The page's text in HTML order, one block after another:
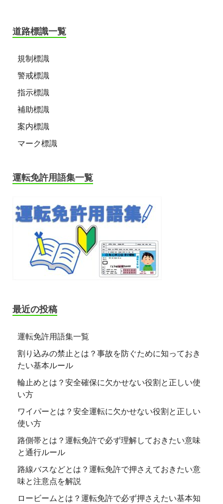
道路標識一覧
規制標識
警戒標識
指示標識
補助標識
案内標識
マーク標識
運転免許用語集一覧
最近の投稿
運転免許用語集一覧
割り込みの禁止とは？事故を防ぐために知っておき
たい基本ルール
輪止めとは？安全確保に欠かせない役割と正しい使
い方
ワイパーとは？安全運転に欠かせない役割と正しい
使い方
路側帯とは？運転免許で必ず理解しておきたい意味
と通行ルール
路線バスなどとは？運転免許で押さえておきたい意
味と注意点を解説
ロービームとは？運転免許で必ず押さえたい基本知